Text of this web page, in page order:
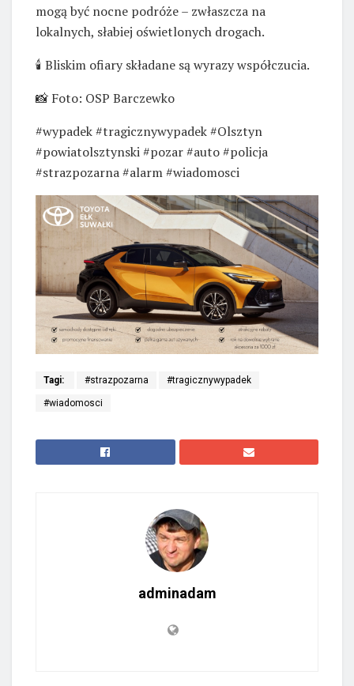
mogą być nocne podróże – zwłaszcza na
lokalnych, słabiej oświetlonych drogach.
🕯️ Bliskim ofiary składane są wyrazy współczucia.
📸 Foto: OSP Barczewko
#wypadek #tragicznywypadek #Olsztyn
#powiatolsztynski #pozar #auto #policja
#strazpozarna #alarm #wiadomosci
Tagi: #strazpozarna #tragicznywypadek
#wiadomosci
adminadam